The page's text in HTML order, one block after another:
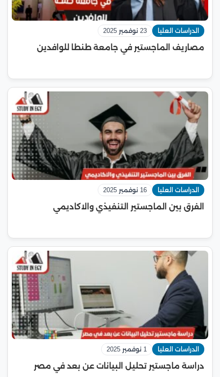
الدراسات العليا 23 نوفمبر 2025
مصاريف الماجستير في جامعة طنطا للوافدين
الدراسات العليا 16 نوفمبر 2025
الفرق بين الماجستير التنفيذي والاكاديمي
الدراسات العليا 1 نوفمبر 2025
دراسة ماجستير تحليل البيانات عن بعد في مصر